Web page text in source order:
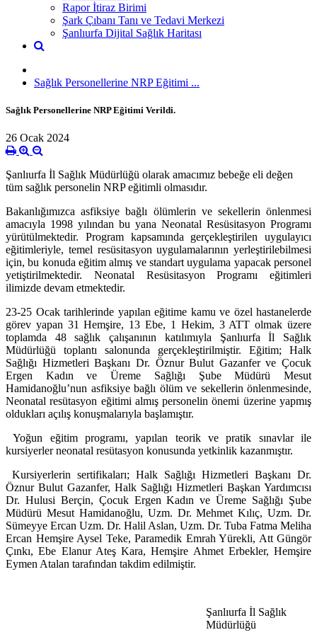
Rapor İtiraz Birimi
Şark Çıbanı Tanı ve Tedavi Merkezi
Şanlıurfa Dijital Sağlık Haritası
Sağlık Personellerine NRP Eğitimi ...
Sağlık Personellerine NRP Eğitimi Verildi.
26 Ocak 2024
Şanlıurfa İl Sağlık Müdürlüğü olarak amacımız bebeğe eli değen
tüm sağlık personelin NRP eğitimli olmasıdır.
Bakanlığımızca asfiksiye bağlı ölümlerin ve sekellerin önlenmesi
amacıyla 1998 yılından bu yana Neonatal Resüsitasyon Programı
yürütülmektedir. Program kapsamında gerçekleştirilen uygulayıcı
eğitimleriyle, temel resüsitasyon uygulamalarının yerleştirilebilmesi
için, bu konuda eğitim almış ve standart uygulama yapacak personel
yetiştirilmektedir. Neonatal Resüsitasyon Programı eğitimleri
ilimizde devam etmektedir.
23-25 Ocak tarihlerinde yapılan eğitime kamu ve özel hastanelerde
görev yapan 31 Hemşire, 13 Ebe, 1 Hekim, 3 ATT olmak üzere
toplamda 48 sağlık çalışanının katılımıyla Şanlıurfa İl Sağlık
Müdürlüğü toplantı salonunda gerçekleştirilmiştir. Eğitim; Halk
Sağlığı Hizmetleri Başkanı Dr. Öznur Bulut Gazanfer ve Çocuk
Ergen Kadın ve Üreme Sağlığı Şube Müdürü Mesut
Hamidanoğlu’nun asfiksiye bağlı ölüm ve sekellerin önlenmesinde,
Neonatal resütasyon eğitimi almış personelin önemi üzerine yapmış
oldukları açılış konuşmalarıyla başlamıştır.
Yoğun eğitim programı, yapılan teorik ve pratik sınavlar ile
kursiyerler neonatal resütasyon konusunda yetkinlik kazanmıştır.
Kursiyerlerin sertifikaları; Halk Sağlığı Hizmetleri Başkanı Dr.
Öznur Bulut Gazanfer, Halk Sağlığı Hizmetleri Başkan Yardımcısı
Dr. Hulusi Berçin, Çocuk Ergen Kadın ve Üreme Sağlığı Şube
Müdürü Mesut Hamidanoğlu, Uzm. Dr. Mehmet Kılıç, Uzm. Dr.
Sümeyye Ercan Uzm. Dr. Halil Aslan, Uzm. Dr. Tuba Fatma Meliha
Ercan Hemşire Aysel Teke, Paramedik Emrah Yürekli, Att Güngör
Çınkı, Ebe Elanur Ateş Kara, Hemşire Ahmet Erbekler, Hemşire
Eymen Atalan tarafından takdim edilmiştir.
Şanlıurfa İl Sağlık
Müdürlüğü